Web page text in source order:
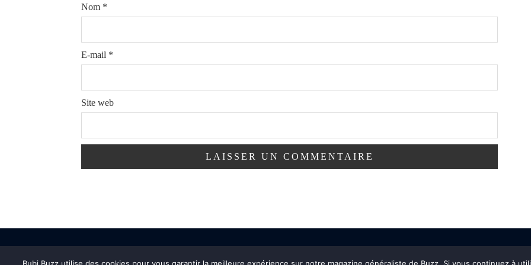
Nom *
E-mail *
Site web